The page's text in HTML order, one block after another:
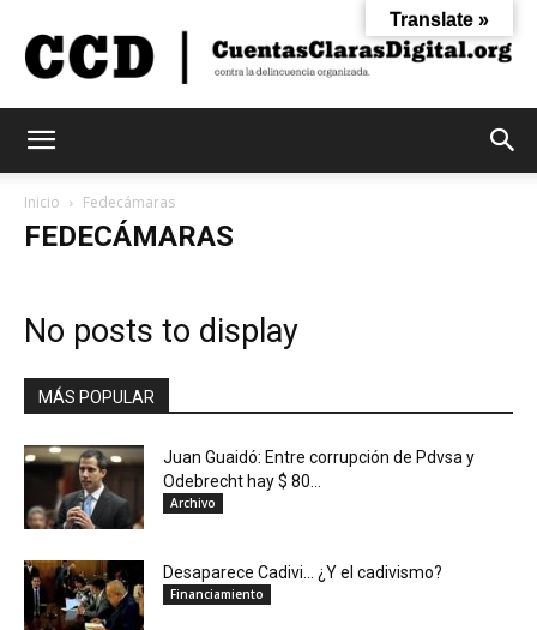
Inicio Fedecámaras
FEDECÁMARAS
No posts to display
MÁS POPULAR
Juan Guaidó: Entre corrupción de Pdvsa y
Odebrecht hay $ 80...
Archivo
Desaparece Cadivi… ¿Y el cadivismo?
Financiamiento
Translate »